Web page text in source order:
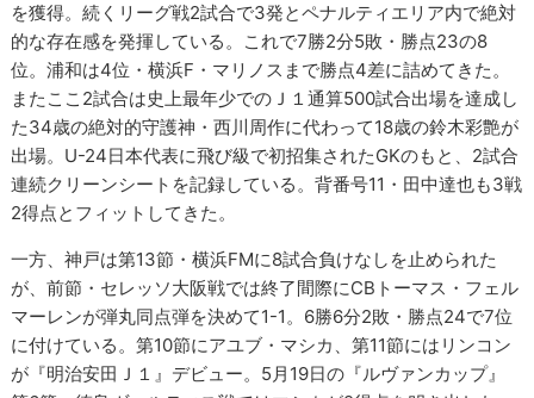
を獲得。続くリーグ戦2試合で3発とペナルティエリア内で絶対
的な存在感を発揮している。これで7勝2分5敗・勝点23の8
位。浦和は4位・横浜F・マリノスまで勝点4差に詰めてきた。
またここ2試合は史上最年少でのＪ１通算500試合出場を達成し
た34歳の絶対的守護神・西川周作に代わって18歳の鈴木彩艶が
出場。U-24日本代表に飛び級で初招集されたGKのもと、2試合
連続クリーンシートを記録している。背番号11・田中達也も3戦
2得点とフィットしてきた。
一方、神戸は第13節・横浜FMに8試合負けなしを止められた
が、前節・セレッソ大阪戦では終了間際にCBトーマス・フェル
マーレンが弾丸同点弾を決めて1-1。6勝6分2敗・勝点24で7位
に付けている。第10節にアユブ・マシカ、第11節にはリンコン
が『明治安田Ｊ１』デビュー。5月19日の『ルヴァンカップ』